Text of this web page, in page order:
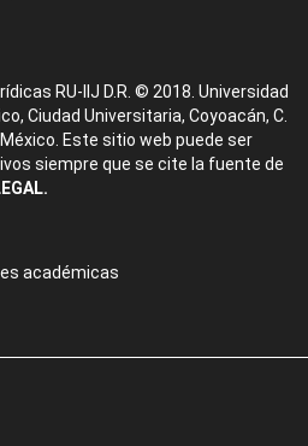
RU-IIJ D.R. © 2018. Universidad
Ciudad Universitaria, Coyoacán, C.
México. Este sitio web puede ser
siempre que se cite la fuente de
académicas